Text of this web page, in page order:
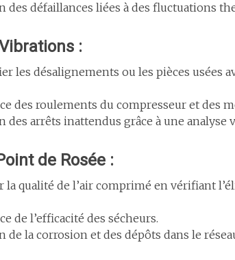
des défaillances liées à des fluctuations
:
les désalignements ou les pièces usées
des roulements du compresseur et des
des arrêts inattendus grâce à une analyse
de Rosée :
la qualité de l’air comprimé en vérifiant
de l’efficacité des sécheurs.
de la corrosion et des dépôts dans le